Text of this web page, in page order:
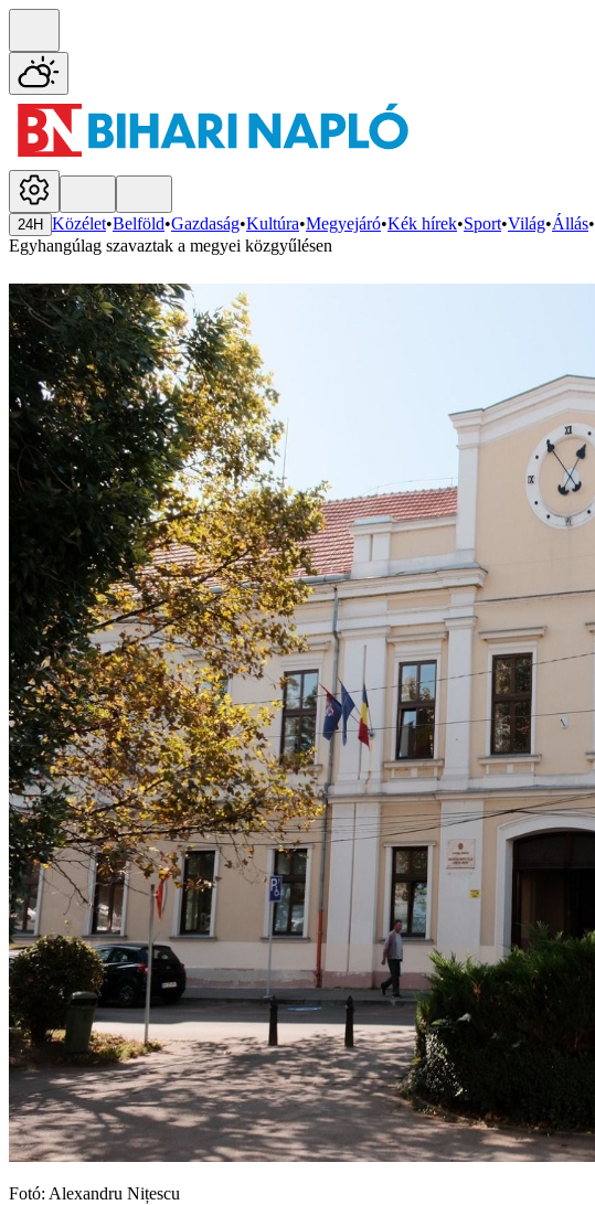
24H Közélet•Belföld•Gazdaság•Kultúra•Megyejáró•Kék hírek•Sport•Világ•Állás•
Egyhangúlag szavaztak a megyei közgyűlésen
Fotó: Alexandru Nițescu